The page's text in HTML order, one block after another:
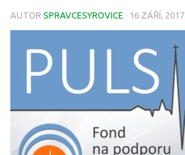
AUTOR SPRAVCESYROVICE · 16 ZÁŘÍ, 2017